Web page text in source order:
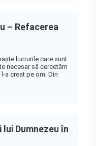
– Refacerea
lucrurile care sunt
necesar să cercetăm
a creat pe om. Din
Dumnezeu în